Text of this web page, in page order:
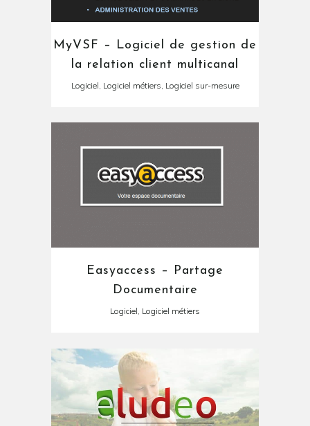
MyVSF – Logiciel de gestion de
la relation client multicanal
Logiciel, Logiciel métiers, Logiciel sur-mesure
Easyaccess – Partage
Documentaire
Logiciel, Logiciel métiers